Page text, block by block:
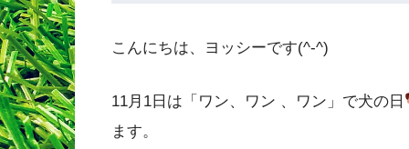
こんにちは、ヨッシーです(^-^)
11月1日は「ワン、ワン 、ワン」で犬の日
ます。